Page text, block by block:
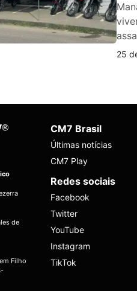
25
de
Filho
CM7 Brasil
Últimas notícias
CM7 Play
Redes sociais
Facebook
Twitter
YouTube
Instagram
TikTok